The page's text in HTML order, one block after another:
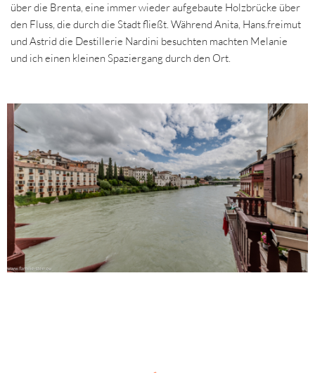
über die Brenta, eine immer wieder aufgebaute Holzbrücke über
den Fluss, die durch die Stadt fließt. Während Anita, Hans.freimut
und Astrid die Destillerie Nardini besuchten machten Melanie
und ich einen kleinen Spaziergang durch den Ort.